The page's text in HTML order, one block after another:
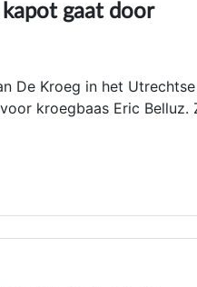
kapot gaat door
De Kroeg in het Utrechtse
kroegbaas Eric Belluz.